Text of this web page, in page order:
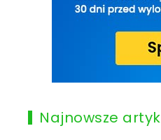
Najnowsze